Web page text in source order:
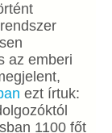
az emberi
ezt írtuk:
1100 főt